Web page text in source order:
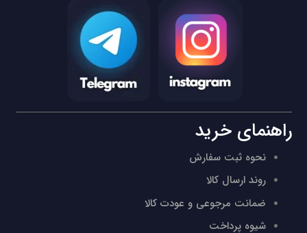
راهنمای خرید
نحوه ثبت سفارش
روند ارسال کالا
ضمانت مرجوعی و عودت کالا
شیوه پرداخت